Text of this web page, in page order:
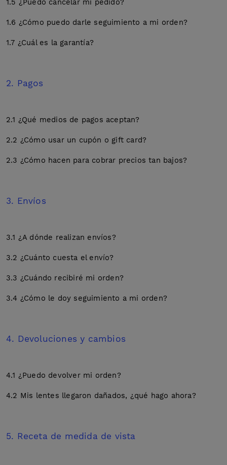
1.5 ¿Puedo cancelar mi pedido?
1.6 ¿Cómo puedo darle seguimiento a mi orden?
1.7 ¿Cuál es la garantía?
2. Pagos
2.1 ¿Qué medios de pagos aceptan?
2.2 ¿Cómo usar un cupón o gift card?
2.3 ¿Cómo hacen para cobrar precios tan bajos?
3. Envíos
3.1 ¿A dónde realizan envíos?
3.2 ¿Cuánto cuesta el envío?
3.3 ¿Cuándo recibiré mi orden?
3.4 ¿Cómo le doy seguimiento a mi orden?
4. Devoluciones y cambios
4.1 ¿Puedo devolver mi orden?
4.2 Mis lentes llegaron dañados, ¿qué hago ahora?
5. Receta de medida de vista